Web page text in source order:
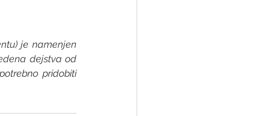
je namenjen
dejstva od
pridobiti